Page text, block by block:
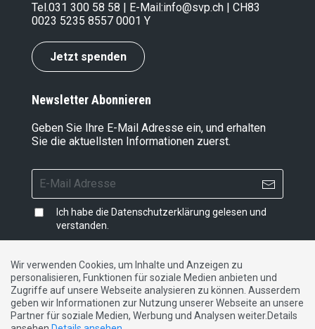
Tel.031 300 58 58 | E-Mail:info@svp.ch | CH83
0023 5235 8557 0001 Y
Jetzt spenden
Newsletter Abonnieren
Geben Sie Ihre E-Mail Adresse ein, und erhalten
Sie die aktuellsten Informationen zuerst.
Ich habe die Datenschutzerklärung gelesen und
verstanden.
Impressum|Datenschutzerklärung|Kontakt
DE FR IT
Wir verwenden Cookies, um Inhalte und Anzeigen zu
personalisieren, Funktionen für soziale Medien anbieten und
Zugriffe auf unsere Webseite analysieren zu können. Ausserdem
geben wir Informationen zur Nutzung unserer Webseite an unsere
Partner für soziale Medien, Werbung und Analysen weiter.Details